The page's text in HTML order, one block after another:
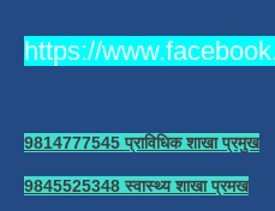
https://
9814777545 प्राविधिक शाखा प्रमुख
9845525348 स्वास्थ्य शाखा प्रमख